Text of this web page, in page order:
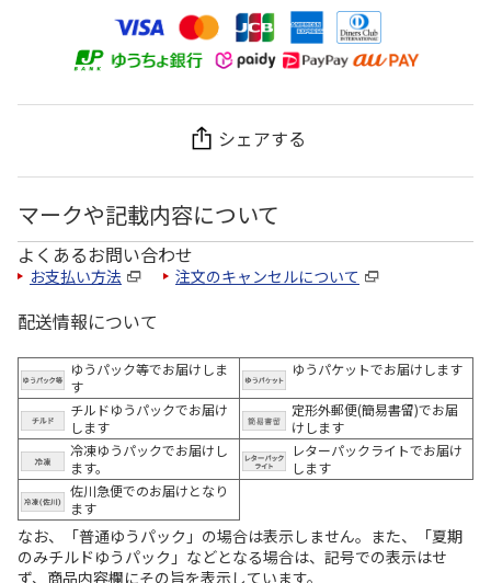
シェアする
マークや記載内容について
よくあるお問い合わせ
お支払い方法 注文のキャンセルについて
配送情報について
ゆうパック等でお届けしま
す
ゆうパケットでお届けします
チルドゆうパックでお届け
します
定形外郵便(簡易書留)でお届
けします
冷凍ゆうパックでお届けし
ます。
レターパックライトでお届け
します
佐川急便でのお届けとなり
ます
なお、「普通ゆうパック」の場合は表示しません。また、「夏期
のみチルドゆうパック」などとなる場合は、記号での表示はせ
ず、商品内容欄にその旨を表示しています。